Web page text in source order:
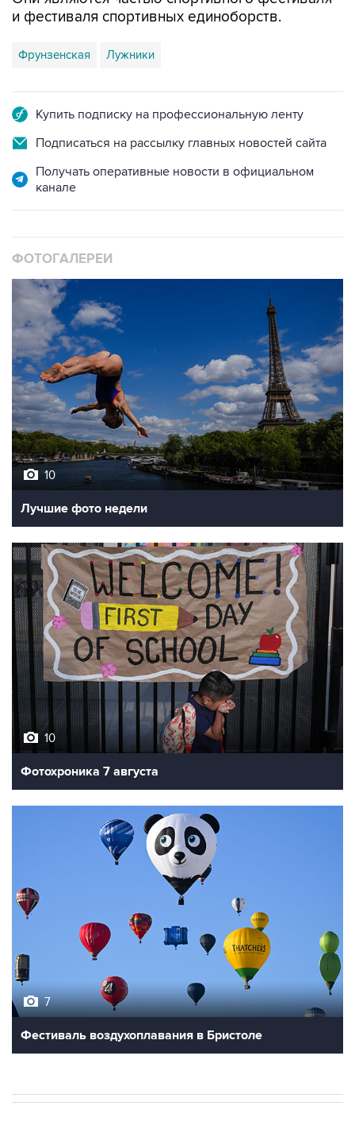
и фестиваля спортивных единоборств.
Фрунзенская Лужники
Купить подписку на профессиональную ленту
Подписаться на рассылку главных новостей сайта
Получать оперативные новости в официальном
канале
ФОТОГАЛЕРЕИ
10
Лучшие фото недели
10
Фотохроника 7 августа
7
Фестиваль воздухоплавания в Бристоле